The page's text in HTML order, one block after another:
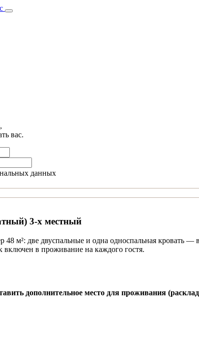
вас.
данных
3-х местный
м²: две двуспальные и одна односпальная кровать
в проживание на каждого гостя.
дополнительное место для проживания